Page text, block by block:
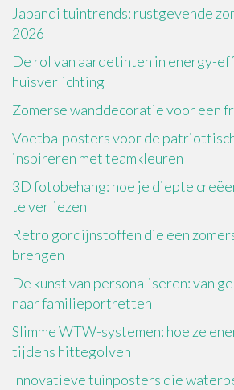
Japandi tuintrends: rustgevende
2026
De rol van aardetinten in energy-
huisverlichting
Zomerse wanddecoratie voor een
Voetbalposters voor de
inspireren met teamkleuren
3D fotobehang: hoe je diepte
te verliezen
Retro gordijnstoffen die een
brengen
De kunst van personaliseren: van
naar familieportretten
Slimme WTW-systemen: hoe ze
tijdens hittegolven
Innovatieve tuinposters die